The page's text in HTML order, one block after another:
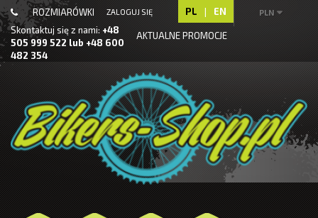
PLN
PL | EN
ZALOGUJ SIĘ
ROZMIARÓWKI
AKTUALNE PROMOCJE
Skontaktuj się z nami: +48
505 999 522 lub +48 600
482 354